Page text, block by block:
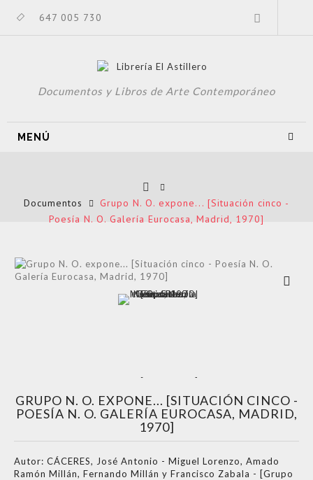
647 005 730
Documentos y Libros de Arte Contemporáneo
MENÚ
Documentos
Grupo N. O. expone... [Situación cinco -
Poesía N. O. Galería Eurocasa, Madrid, 1970]
GRUPO N. O. EXPONE... [SITUACIÓN CINCO -
POESÍA N. O. GALERÍA EUROCASA, MADRID,
1970]
Autor: CÁCERES, José Antonio - Miguel Lorenzo, Amado
Ramón Millán, Fernando Millán y Francisco Zabala - [Grupo